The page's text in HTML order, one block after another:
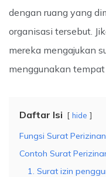
dengan ruang yang
organisasi tersebut.
mereka mengajukan
menggunakan tempat
Daftar Isi hide
Fungsi Surat Perizinan
Contoh Surat
1. Surat izin